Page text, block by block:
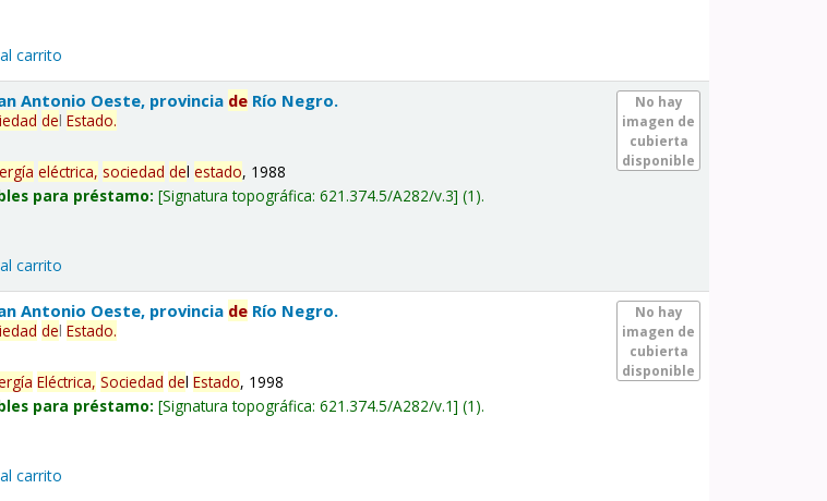
carrito
No hay
imagen de
cubierta
disponible
Antonio Oeste, provincia de Río Negro.
delEstado.
eléctrica, sociedad delestado, 1988
para préstamo: Signatura topográfica:621.374.5/A282/v.3 (1).
carrito
No hay
imagen de
cubierta
disponible
Antonio Oeste, provincia de Río Negro.
delEstado.
Eléctrica, Sociedad delEstado, 1998
para préstamo: Signatura topográfica:621.374.5/A282/v.1 (1).
carrito